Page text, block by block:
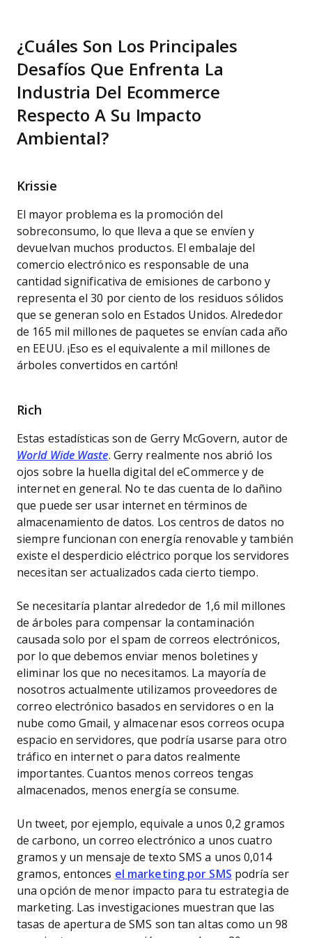
¿Cuáles Son Los Principales
Desafíos Que Enfrenta La
Industria Del Ecommerce
Respecto A Su Impacto
Ambiental?
Krissie
El mayor problema es la promoción del
sobreconsumo, lo que lleva a que se envíen y
devuelvan muchos productos. El embalaje del
comercio electrónico es responsable de una
cantidad significativa de emisiones de carbono y
representa el 30 por ciento de los residuos sólidos
que se generan solo en Estados Unidos. Alrededor
de 165 mil millones de paquetes se envían cada año
en EEUU. ¡Eso es el equivalente a mil millones de
árboles convertidos en cartón!
Rich
Estas estadísticas son de Gerry McGovern, autor de
World Wide Waste. Gerry realmente nos abrió los
ojos sobre la huella digital del eCommerce y de
internet en general. No te das cuenta de lo dañino
que puede ser usar internet en términos de
almacenamiento de datos. Los centros de datos no
siempre funcionan con energía renovable y también
existe el desperdicio eléctrico porque los servidores
necesitan ser actualizados cada cierto tiempo.
Se necesitaría plantar alrededor de 1,6 mil millones
de árboles para compensar la contaminación
causada solo por el spam de correos electrónicos,
por lo que debemos enviar menos boletines y
eliminar los que no necesitamos. La mayoría de
nosotros actualmente utilizamos proveedores de
correo electrónico basados en servidores o en la
nube como Gmail, y almacenar esos correos ocupa
espacio en servidores, que podría usarse para otro
tráfico en internet o para datos realmente
importantes. Cuantos menos correos tengas
almacenados, menos energía se consume.
Un tweet, por ejemplo, equivale a unos 0,2 gramos
de carbono, un correo electrónico a unos cuatro
gramos y un mensaje de texto SMS a unos 0,014
gramos, entonces el marketing por SMS podría ser
una opción de menor impacto para tu estrategia de
marketing. Las investigaciones muestran que las
tasas de apertura de SMS son tan altas como un 98